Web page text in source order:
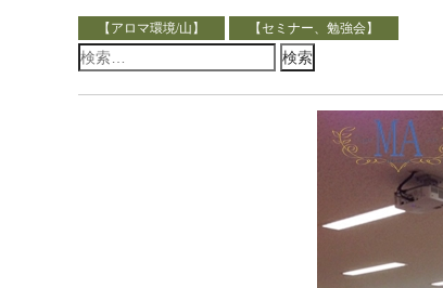
【アロマ環境/山】 【セミナー、勉強会】
検